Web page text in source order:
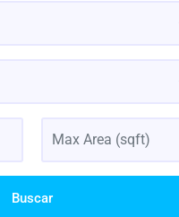
Buscar